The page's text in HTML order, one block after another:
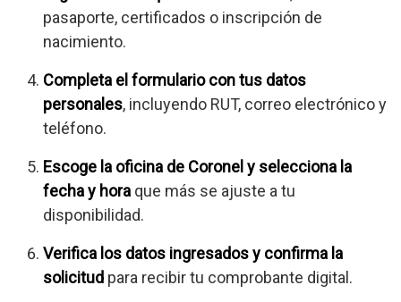
pasaporte, certificados o inscripción de
nacimiento.
Completa el formulario con tus datos
personales, incluyendo RUT, correo electrónico y
teléfono.
Escoge la oficina de Coronel y selecciona la
fecha y hora que más se ajuste a tu
disponibilidad.
Verifica los datos ingresados y confirma la
solicitud para recibir tu comprobante digital.